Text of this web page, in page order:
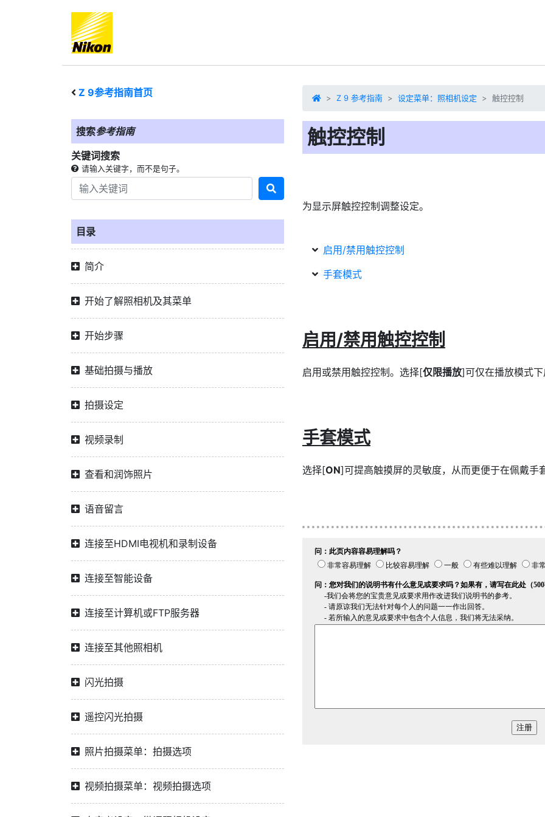
Z 9参考指南首页
搜索参考指南
关键词搜索
请输入关键字，而不是句子。
目录
简介
开始了解照相机及其菜单
开始步骤
基础拍摄与播放
拍摄设定
视频录制
查看和润饰照片
语音留言
连接至HDMI电视机和录制设备
连接至智能设备
连接至计算机或FTP服务器
连接至其他照相机
闪光拍摄
遥控闪光拍摄
照片拍摄菜单：拍摄选项
视频拍摄菜单：视频拍摄选项
Z 9 参考指南 设定菜单：照相机设定 触控控制
触控控制
为显示屏触控控制 调整设定。
启用/禁用触控控制
手套模式
启用/禁用触控控制
启用或禁用触控控制。选择[仅限播放]可仅在播放模式
手套模式
选择[ON]可提高触摸屏的灵敏度，从而更便于在佩戴手